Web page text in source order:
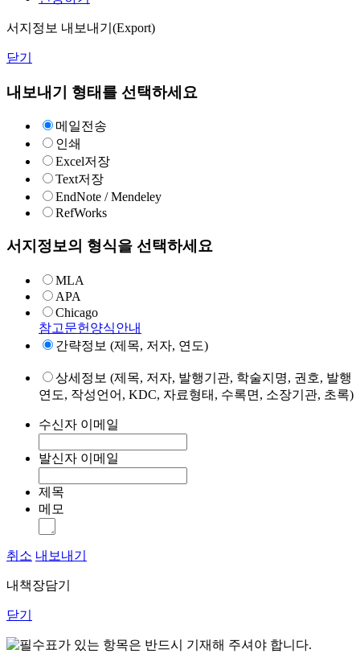
서지정보 내보내기(Export)
닫기
내보내기 형태를 선택하세요
메일전송
인쇄
Excel저장
Text저장
EndNote / Mendeley
RefWorks
서지정보의 형식을 선택하세요
MLA
APA
Chicago
참고문헌양식안내
간략정보 (제목, 저자, 연도)
상세정보 (제목, 저자, 발행기관, 학술지명, 권호, 발행
연도, 작성언어, KDC, 자료형태, 수록면, 소장기관, 초록)
수신자 이메일
발신자 이메일
제목
메모
취소 내보내기
내책장담기
닫기
표가 있는 항목은 반드시 기재해 주셔야 합니다.